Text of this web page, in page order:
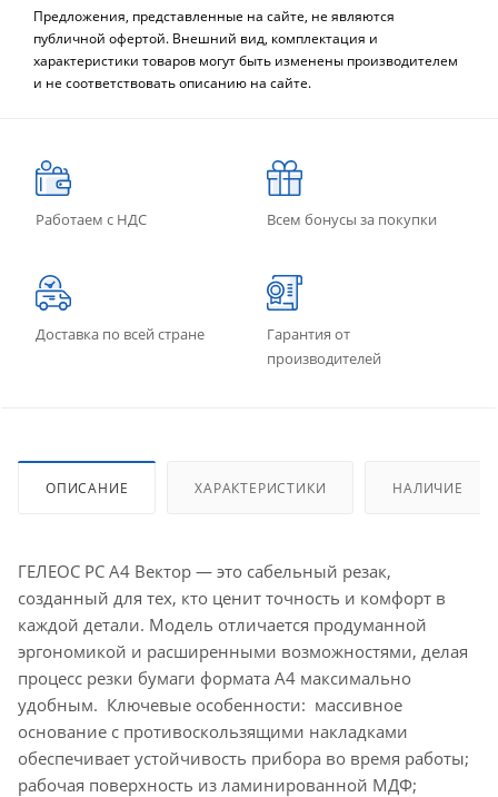
Предложения, представленные на сайте, не являются
публичной офертой. Внешний вид, комплектация и
характеристики товаров могут быть изменены производителем
и не соответствовать описанию на сайте.
Работаем с НДС Всем бонусы за покупки
Доставка по всей стране
Гарантия от
производителей
ОПИСАНИЕ ХАРАКТЕРИСТИКИ НАЛИЧИЕ
ГЕЛЕОС РС А4 Вектор — это сабельный резак,
созданный для тех, кто ценит точность и комфорт в
каждой детали. Модель отличается продуманной
эргономикой и расширенными возможностями, делая
процесс резки бумаги формата А4 максимально
удобным. Ключевые особенности: массивное
основание с противоскользящими накладками
обеспечивает устойчивость прибора во время работы;
рабочая поверхность из ламинированной МДФ;